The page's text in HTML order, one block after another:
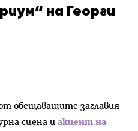
на Георги
обещаващите заглавия
сцена и акцент на